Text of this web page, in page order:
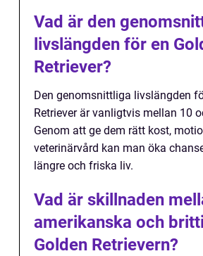
Vad är den
livslängden för en
Retriever?
Den genomsnittliga livslängden
Retriever är vanligtvis mellan 10
Genom att ge dem rätt kost,
veterinärvård kan man öka
längre och friska liv.
Vad är skillnaden
amerikanska och
Golden Retrievern?